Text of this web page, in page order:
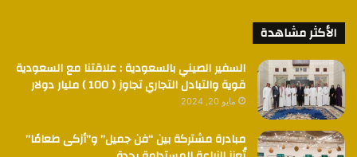
الأكثر مشاهدة
السفير الصيني بالسعودية : علاقتنا مع السعودية
قوية والتبادل التجاري تجاوز ( 100 ) مليار دولار
مايو 20, 2024
مبادرة مشتركة بين “فن جميل” و”أزكى طعامًا”